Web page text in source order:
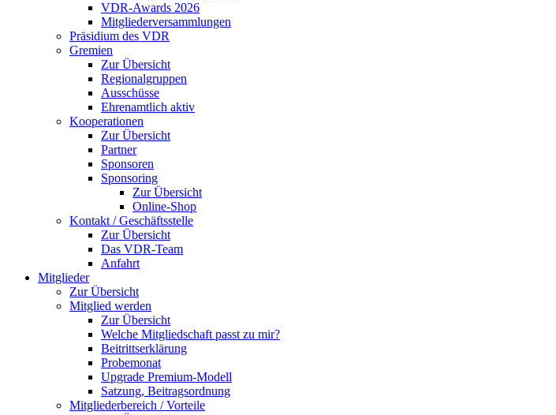
VDR-Awards 2026
Mitgliederversammlungen
Präsidium des VDR
Gremien
Zur Übersicht
Regionalgruppen
Ausschüsse
Ehrenamtlich aktiv
Kooperationen
Zur Übersicht
Partner
Sponsoren
Sponsoring
Zur Übersicht
Online-Shop
Kontakt / Geschäftsstelle
Zur Übersicht
Das VDR-Team
Anfahrt
Mitglieder
Zur Übersicht
Mitglied werden
Zur Übersicht
Welche Mitgliedschaft passt zu mir?
Beitrittserklärung
Probemonat
Upgrade Premium-Modell
Satzung, Beitragsordnung
Mitgliederbereich / Vorteile